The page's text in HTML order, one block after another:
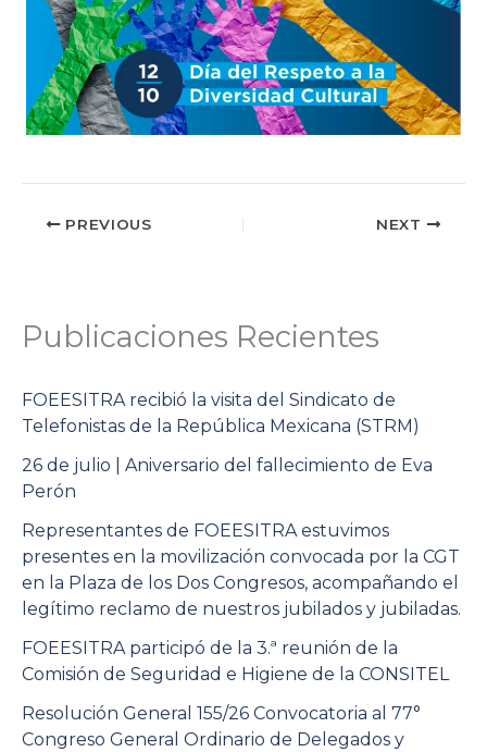
PREVIOUS NEXT
Publicaciones Recientes
FOEESITRA recibió la visita del Sindicato de
Telefonistas de la República Mexicana (STRM)
26 de julio | Aniversario del fallecimiento de Eva
Perón
Representantes de FOEESITRA estuvimos
presentes en la movilización convocada por la CGT
en la Plaza de los Dos Congresos, acompañando el
legítimo reclamo de nuestros jubilados y jubiladas.
FOEESITRA participó de la 3.ª reunión de la
Comisión de Seguridad e Higiene de la CONSITEL
Resolución General 155/26 Convocatoria al 77°
Congreso General Ordinario de Delegados y